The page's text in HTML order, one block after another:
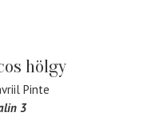
hölgy
Pinte
3